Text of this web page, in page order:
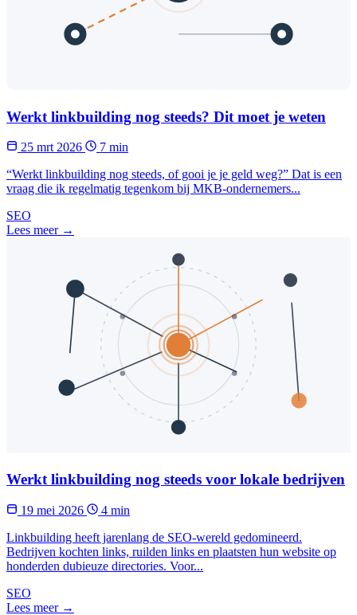
Werkt linkbuilding nog steeds? Dit moet je weten
25 mrt 2026
7 min
“Werkt linkbuilding nog steeds, of gooi je je geld weg?” Dat is een
vraag die ik regelmatig tegenkom bij MKB-ondernemers...
SEO
Lees meer →
Werkt linkbuilding nog steeds voor lokale bedrijven
19 mei 2026
4 min
Linkbuilding heeft jarenlang de SEO-wereld gedomineerd.
Bedrijven kochten links, ruilden links en plaatsten hun website op
honderden dubieuze directories. Voor...
SEO
Lees meer →